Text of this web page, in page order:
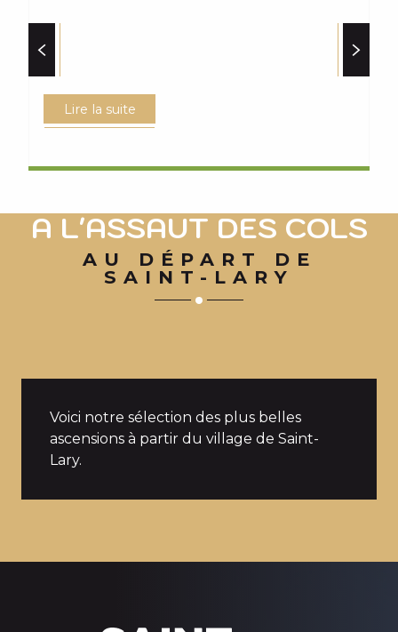
Lire la suite
A L'ASSAUT DES COLS
AU DÉPART DE
SAINT-LARY
Voici notre sélection des plus belles
ascensions à partir du village de Saint-
Lary.